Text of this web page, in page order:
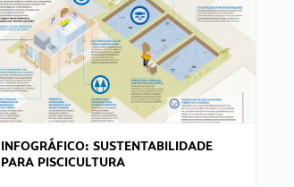
INFOGRÁFICO: SUSTENTABILIDADE
PARA PISCICULTURA